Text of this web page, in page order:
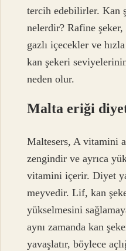
tercih edebilirler. Kan
nelerdir? Rafine
gazlı içecekler ve
kan şekeri
neden olur.
Malta eriği
Maltesers, A vitamini
zengindir ve ayrıca
vitamini içerir. Diyet
meyvedir. Lif, kan
yükselmesini
aynı zamanda kan
yavaşlatır, böylece